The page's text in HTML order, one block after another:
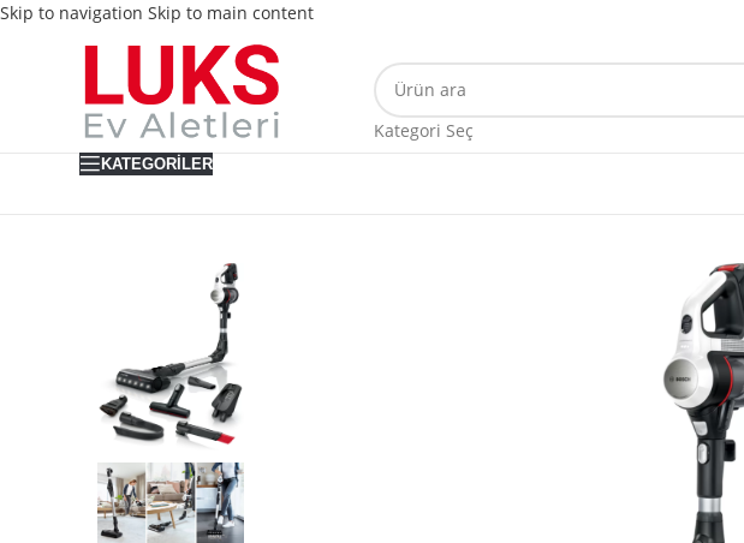
Skip to navigation Skip to main content
Kategori Seç
KATEGORILER